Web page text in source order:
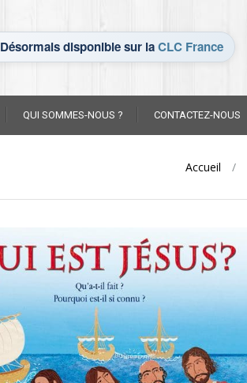
Désormais disponible sur laCLC France
QUI SOMMES-NOUS ? CONTACTEZ-NOUS
Accueil /